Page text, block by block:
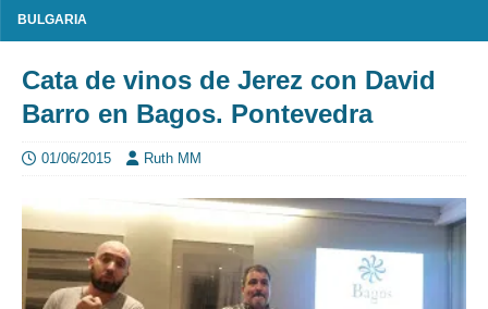
BULGARIA
Cata de vinos de Jerez con David
Barro en Bagos. Pontevedra
01/06/2015 Ruth MM